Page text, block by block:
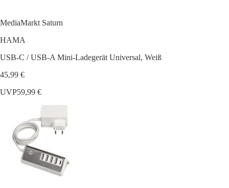
MediaMarkt Saturn
HAMA
USB-C / USB-A Mini-Ladegerät Universal, Weiß
45,99 €
UVP59,99 €